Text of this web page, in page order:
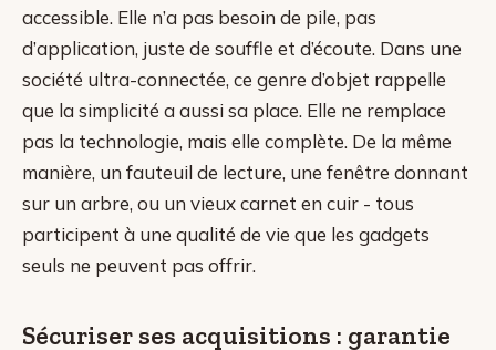
accessible. Elle n’a pas besoin de pile, pas
d’application, juste de souffle et d’écoute. Dans une
société ultra-connectée, ce genre d’objet rappelle
que la simplicité a aussi sa place. Elle ne remplace
pas la technologie, mais elle complète. De la même
manière, un fauteuil de lecture, une fenêtre donnant
sur un arbre, ou un vieux carnet en cuir - tous
participent à une qualité de vie que les gadgets
seuls ne peuvent pas offrir.
Sécuriser ses acquisitions : garantie